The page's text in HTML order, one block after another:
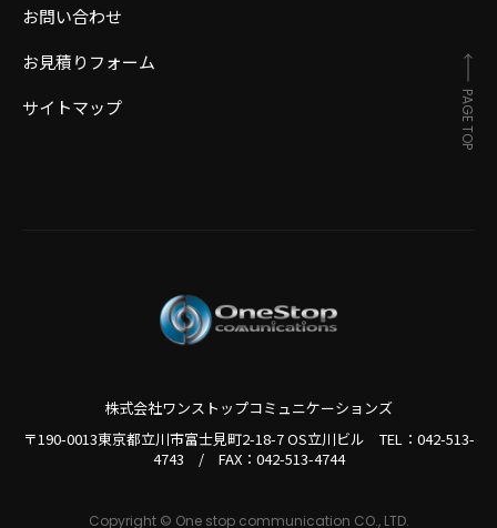
お問い合わせ
お見積りフォーム
サイトマップ
株式会社ワンストップコミュニケーションズ
〒190-0013東京都立川市富士見町2-18-7 OS立川ビル TEL： 042-513-
4743 / FAX：042-513-4744
Copyright © One stop communication CO., LTD.
PAGE TOP